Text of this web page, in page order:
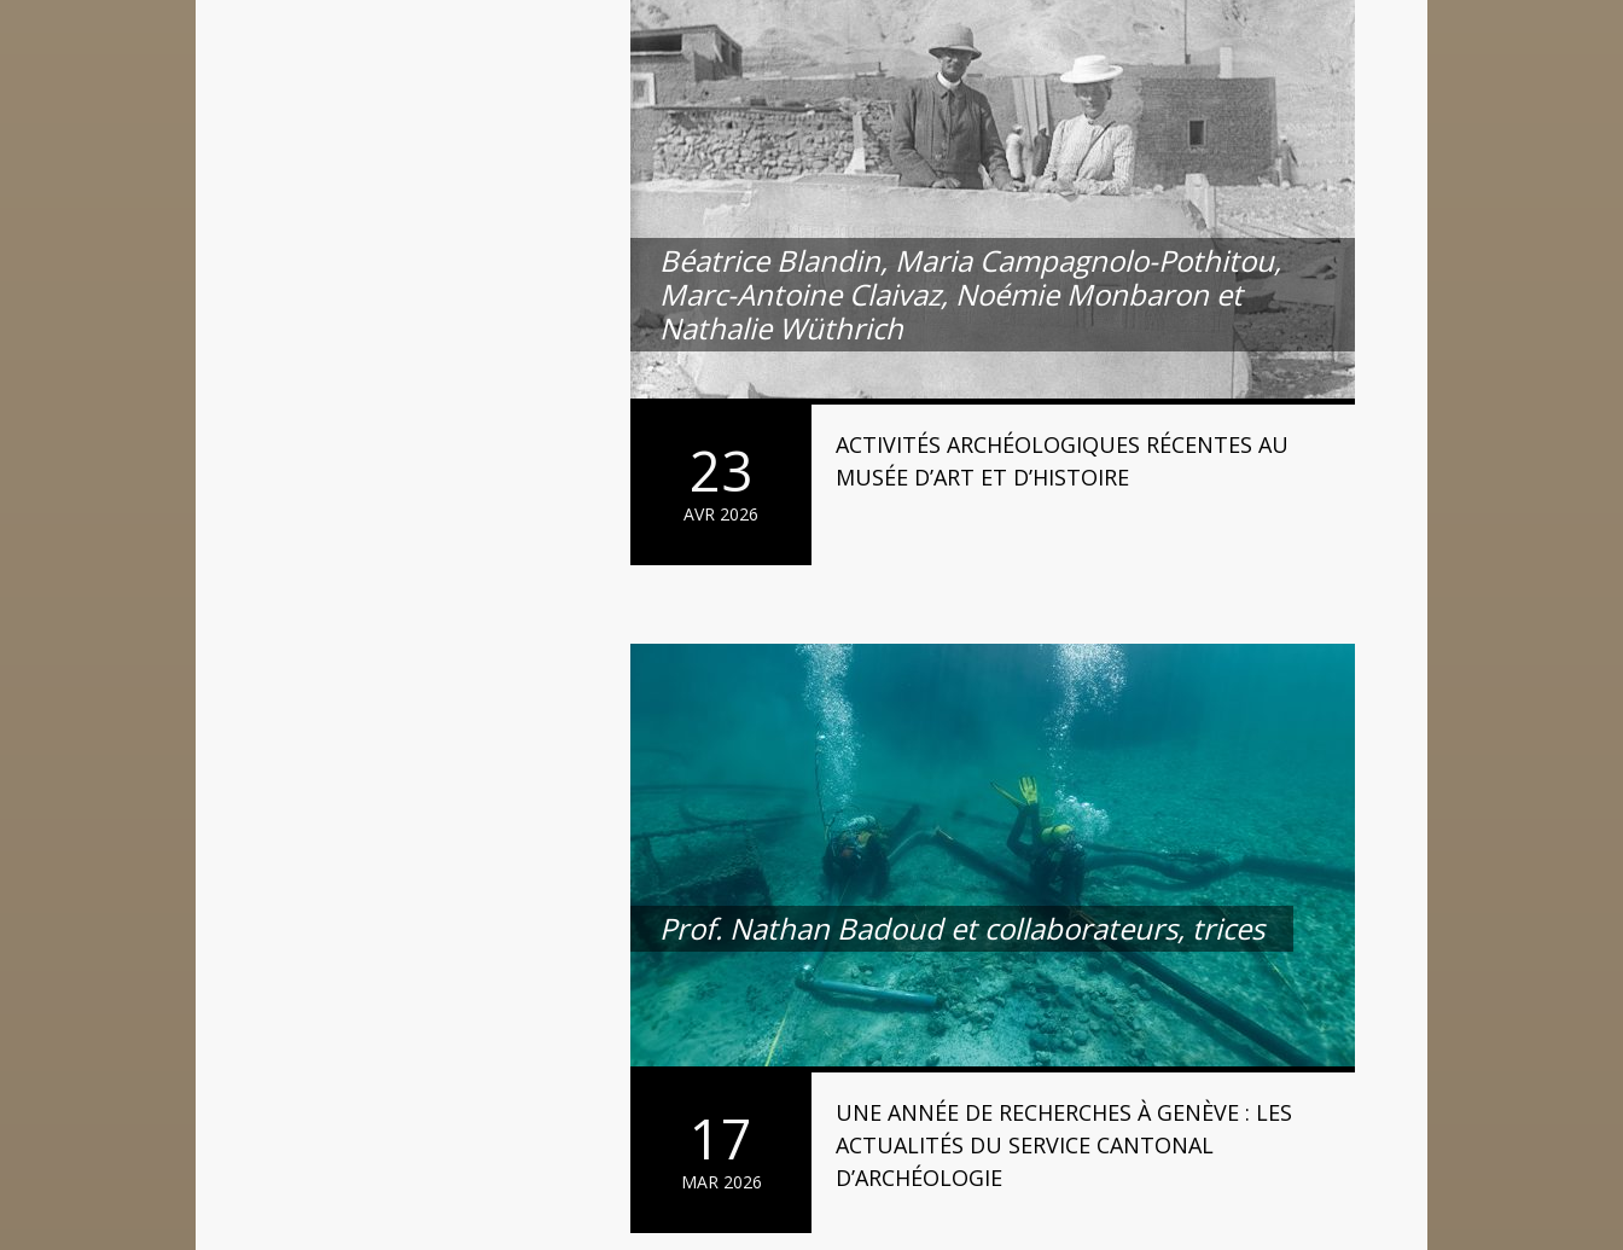
23
AVR 2026
ACTIVITÉS ARCHÉOLOGIQUES RÉCENTES AU
MUSÉE D’ART ET D’HISTOIRE
Béatrice Blandin, Maria Campagnolo-Pothitou,
Marc-Antoine Claivaz, Noémie Monbaron et
Nathalie Wüthrich
17
MAR 2026
UNE ANNÉE DE RECHERCHES À GENÈVE : LES
ACTUALITÉS DU SERVICE CANTONAL
D’ARCHÉOLOGIE
Prof. Nathan Badoud et collaborateurs, trices